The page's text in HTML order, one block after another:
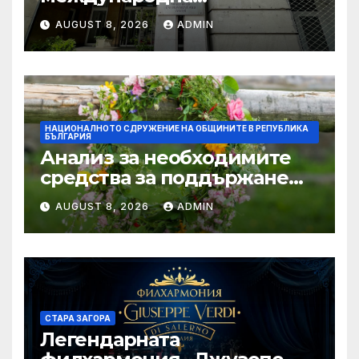
конференция за
устойчивото развитие на
морските общности
AUGUST 8, 2026 ADMIN
НАЦИОНАЛНОТО СДРУЖЕНИЕ НА ОБЩИНИТЕ В РЕПУБЛИКА
БЪЛГАРИЯ
Анализ за необходимите
средства за поддържане
проводимостта на речните
корита на територията на
България, с цел превенция
на риска от наводнения
AUGUST 8, 2026 ADMIN
СТАРА ЗАГОРА
Легендарната